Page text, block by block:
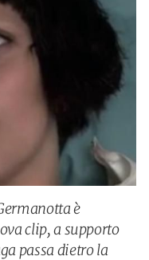
è
clip, a supporto
passa dietro la